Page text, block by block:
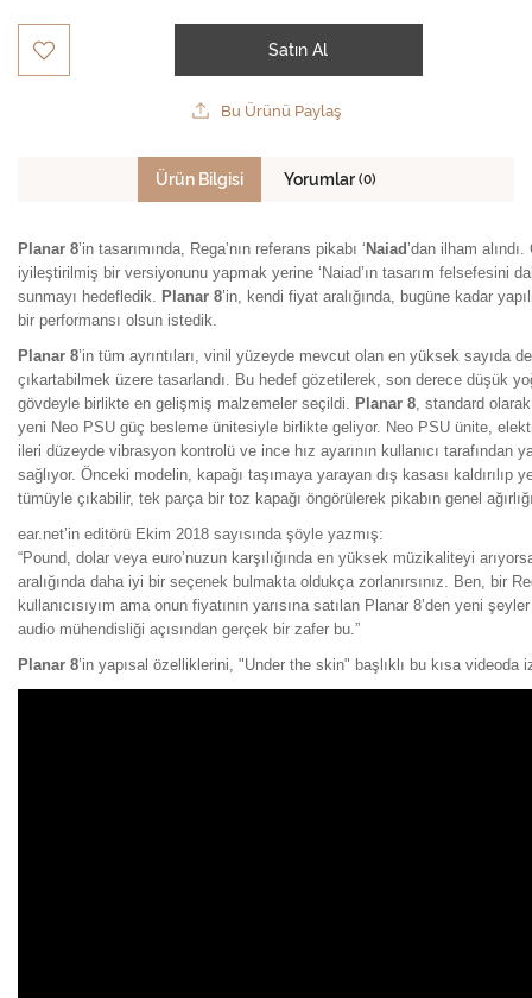
Satın Al
Bu Ürünü Paylaş
Ürün Bilgisi Yorumlar (0)
Planar 8’in tasarımında, Rega’nın referans pikabı ‘ Naiad’dan ilham
iyileştirilmiş bir versiyonunu yapmak yerine ‘Naiad’ın tasarım felsefesini
sunmayı hedefledik.
Planar 8’in, kendi fiyat aralığında, bugüne kadar
bir performansı olsun istedik.
Planar 8’in tüm ayrıntıları, vinil yüzeyde mevcut olan en yüksek sayıda
çıkartabilmek üzere tasarlandı. Bu hedef gözetilerek, son derece düşük
gövdeyle birlikte en gelişmiş malzemeler seçildi.
Planar 8 , standard
yeni Neo PSU güç besleme ünitesiyle birlikte geliyor. Neo PSU ünite,
ileri düzeyde vibrasyon kontrolü ve ince hız ayarının kullanıcı tarafından
sağlıyor. Önceki modelin, kapağı taşımaya yarayan dış kasası kaldırılıp
tümüyle çıkabilir, tek parça bir toz kapağı öngörülerek pikabın genel
ear.net’in editörü Ekim 2018 sayısında şöyle yazmış:
“Pound, dolar veya euro’nuzun karşılığında en yüksek müzikaliteyi
aralığında daha iyi bir seçenek bulmakta oldukça zorlanırsınız. Ben, bir
kullanıcısıyım ama onun fiyatının yarısına satılan Planar 8’den yeni
audio mühendisliği açısından gerçek bir zafer bu.”
Planar 8’in yapısal özelliklerini, "Under the skin" başlıklı bu kısa videoda